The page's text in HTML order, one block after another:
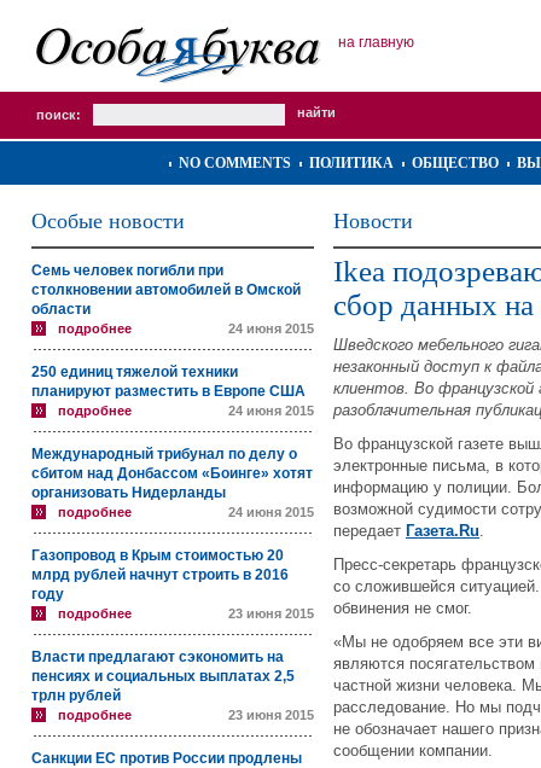
на главную
поиск:
NO COMMENTS ПОЛИТИКА ОБЩЕСТВО
Особые новости
Семь человек погибли при
столкновении автомобилей в Омской
области
подробнее 24 июня 2015
250 единиц тяжелой техники
планируют разместить в Европе США
подробнее 24 июня 2015
Международный трибунал по делу о
сбитом над Донбассом «Боинге» хотят
организовать Нидерланды
подробнее 24 июня 2015
Газопровод в Крым стоимостью 20
млрд рублей начнут строить в 2016
году
подробнее 23 июня 2015
Власти предлагают сэкономить на
пенсиях и социальных выплатах 2,5
трлн рублей
подробнее 23 июня 2015
Санкции ЕС против России продлены
Новости
Ikea
сбор данных на
Шведского мебельного
незаконный доступ к
клиентов. Во
разоблачительная
Во французской газете
электронные письма, в
информацию у полиции.
возможной судимости
передает Газета.Ru.
Пресс-секретарь
со сложившейся
обвинения не смог.
«Мы не одобряем все эти
являются
частной жизни человека.
расследование. Но мы
не обозначает нашего
сообщении компании.